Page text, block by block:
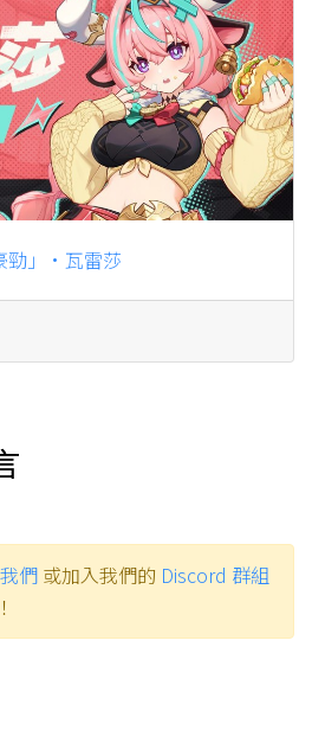
勁」·瓦雷莎
們 或加入我們的 Discord 群組